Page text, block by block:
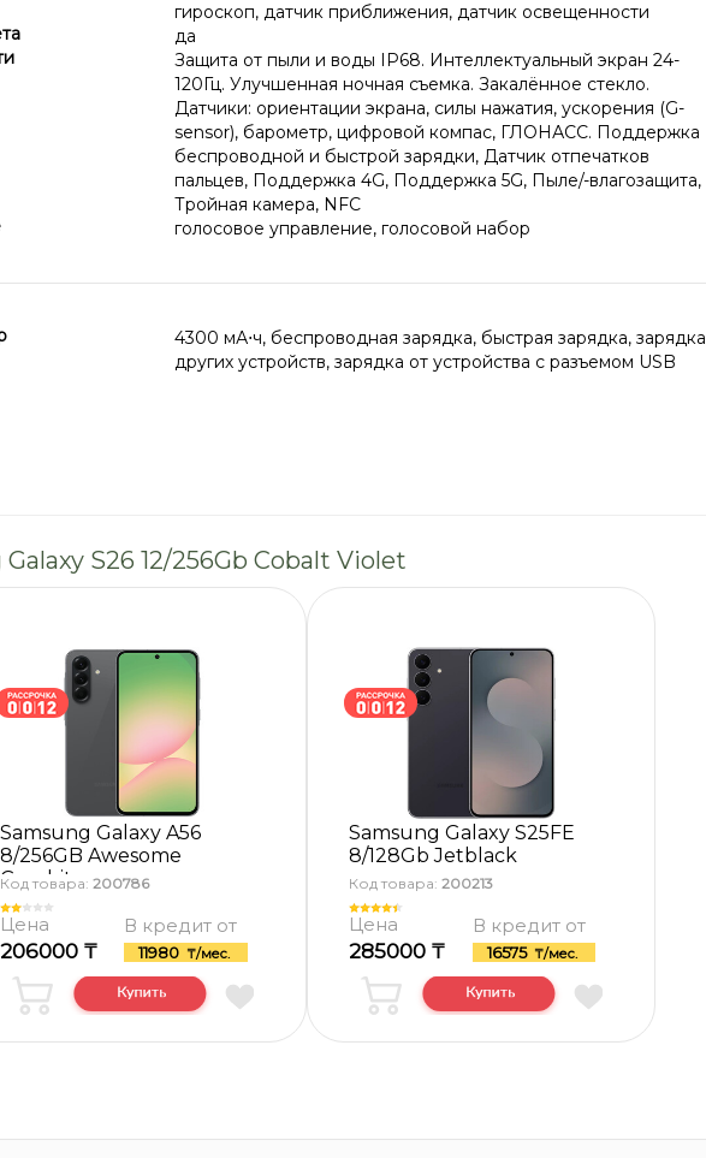
гироскоп, датчик приближения, датчик освещенности
да
Защита от пыли и воды IP68. Интеллектуальный экран 24-
120Гц. Улучшенная ночная съемка. Закалённое стекло.
Датчики: ориентации экрана, силы нажатия, ускорения (G-
sensor), барометр, цифровой компас, ГЛОНАСС. Поддержка
беспроводной и быстрой зарядки, Датчик отпечатков
пальцев, Поддержка 4G, Поддержка 5G, Пыле/-влагозащита,
Тройная камера, NFC
голосовое управление, голосовой набор
4300 мА⋅ч, беспроводная зарядка, быстрая зарядка, зарядка
других устройств, зарядка от устройства с разъемом USB
S26 12/256Gb Cobalt Violet
Samsung Galaxy A56
8/256GB Awesome
Graphite
Код товара: 200786
Цена
206000 ₸
В кредит от
11980 ₸/мес.
Samsung Galaxy S25FE
8/128Gb Jetblack
Код товара: 200213
Цена
285000 ₸
В кредит от
16575 ₸/мес.